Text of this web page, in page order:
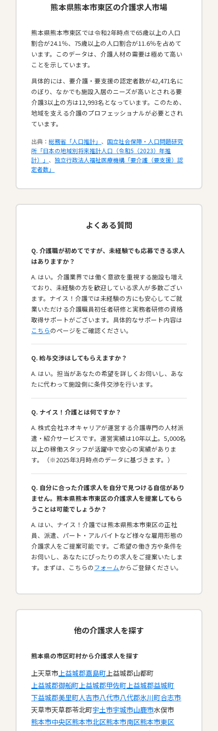
熊本県熊本市東区の介護求人市場
熊本県熊本市東区では令和2年時点で65歳以上の人口
割合が24.1％、75歳以上の人口割合が11.6％を占めて
います。このデータは、介護人材の需要は極めて高い
ことを示しています。
具体的には、要介護・要支援の認定者数が42,471名に
のぼり、なかでも施設入居のニーズが高いとされる要
介護3以上の方は12,993名となっています。このため、
地域を支える介護のプロフェッショナルが必要とされ
ています。​
出典：総務省「人口推計」 、国立社会保障・人口問題研究
所「日本の地域別将来推計人口（令和5（2023）年推
計）」 、独立行政法人福祉医療機構「要介護（要支援）認
定者数」
よくある質問
Q. 介護職が初めてですが、未経験でも応募できる求人
はありますか？
A. はい。介護業界では働く意欲を重視する施設も増え
ており、未経験の方を歓迎している求人が多数ござい
ます。ナイス！介護では未経験の方にも安心してご就
業いただける介護職員初任者研修と実務者研修の資格
取得サポートがございます。具体的なサポート内容は
こちらのページをご確認ください。
Q. 給与交渉はしてもらえますか？
A. はい。担当があなたの希望を詳しくお伺いし、あな
たに代わって施設側に条件交渉を行います。
Q. ナイス！介護とは何ですか？
A. 株式会社ネオキャリアが運営する介護専門の人材派
遣・紹介サービスです。運営実績は10年以上。5,000名
以上の稼働スタッフが活躍中で安心の実績がありま
す。（※2025年3月時点のデータに基づきます。）
Q. 自分に合った介護求人を自分で見つける自信があり
ません。熊本県熊本市東区の介護求人を提案してもら
うことは可能でしょうか？
A. はい、ナイス！介護では熊本県熊本市東区の正社
員、派遣、パート・アルバイトなど様々な雇用形態の
介護求人をご提案可能です。ご希望の働き方や条件を
お伺いし、あなたにぴったりの求人をご提案いたしま
す。まずは、こちらのフォームからご登録ください。
他の介護求人を探す
熊本県の市区町村から介護求人を探す
上天草市 上益城郡嘉島町 上益城郡山都町
上益城郡御船町 上益城郡甲佐町 上益城郡益城町
下益城郡美里町人吉市八代市八代郡氷川町合志市
天草市天草郡苓北町宇土市宇城市山鹿市水俣市
熊本市中央区熊本市北区熊本市南区熊本市東区